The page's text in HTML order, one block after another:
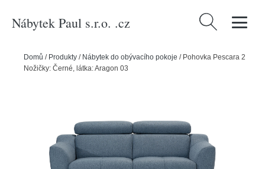
Nábytek Paul s.r.o. .cz Vyhledávání
Domů / Produkty / Nábytek do obývacího pokoje / Pohovka Pescara 2
Nožičky: Černé, látka: Aragon 03